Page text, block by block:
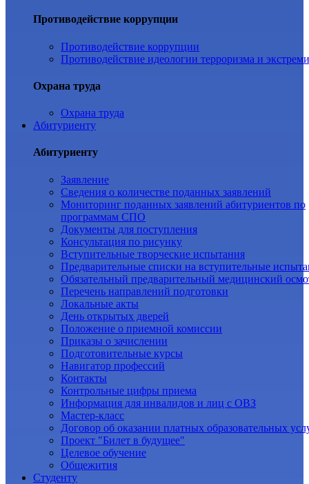
Противодействие коррупции
Противодействие коррупции
Противодействие идеологии терроризма и
Охрана труда
Охрана труда
Абитуриенту
Абитуриенту
Заявление
Cведения о количестве поданных заявлений
Мониторинг поданных заявлений абитуриентов по
программам СПО
Документы для поступления
Консультация по рисунку
Вступительные творческие испытания
Предварительные списки на вступительные
Обязательный предварительный медицинский
Перечень направлений подготовки
Локальные акты
День открытых дверей
Положение о приемной комиссии
Приказы о зачислении
Подготовительные курсы
Навигатор профессий
Контакты
Контрольные цифры приема
Информация для инвалидов и лиц с ОВЗ
Мастер-класс
Договор об оказании платных образовательных
Проект "Билет в будущее"
Целевое обучение
Общежития
Студенту